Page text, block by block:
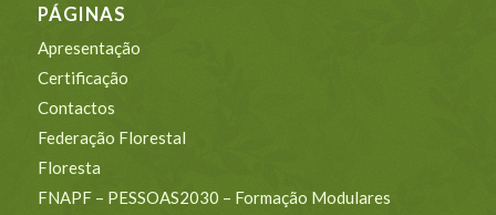
PÁGINAS
Apresentação
Certificação
Contactos
Federação Florestal
Floresta
FNAPF – PESSOAS2030 – Formação Modulares